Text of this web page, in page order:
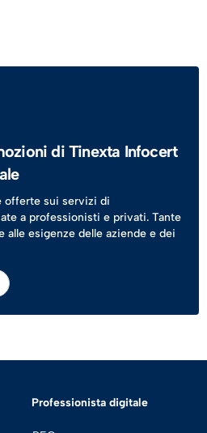
di Tinexta Infocert
offerte sui servizi di
a professionisti e privati. Tante
alle esigenze delle aziende e dei
Professionista digitale